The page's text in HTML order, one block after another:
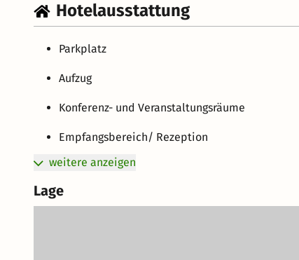
Hotelausstattung
Parkplatz
Aufzug
Konferenz- und Veranstaltungsräume
Empfangsbereich/ Rezeption
weitere anzeigen
Lage